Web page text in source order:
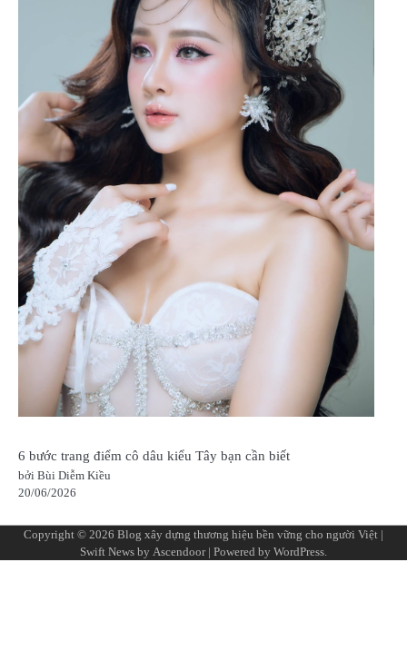
6 bước trang điểm cô dâu kiểu Tây bạn cần biết
bởi Bùi Diễm Kiều
20/06/2026
Copyright © 2026 Blog xây dựng thương hiệu bền vững cho người Việt |
Swift News by Ascendoor| Powered by WordPress.